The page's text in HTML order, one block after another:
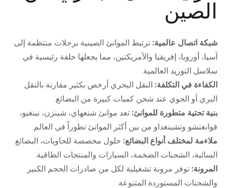
الصين
شبكة اتصال عالمية: ترتبط الموانئ الصينية برحلات منتظمة إلى
آسيا، أوروبا، إفريقيا والأمريكتين، مما يجعلها حلقة رئيسية في
سلاسل التوريد العالمية.
الكفاءة في التكلفة: النقل البحري أرخص بكثير مقارنة بالنقل
البري أو الجوي عند شحن كميات كبيرة من البضائع.
بنية تحتية متطورة للموانئ: تعد موانئ شنغهاي، شينزن، نينغبو،
قوانغتشو وتشينغداو من بين أكثر الموانئ تطوراً في العالم.
ملاءمة لمختلف أنواع البضائع: حلول مخصصة للحاويات، البضائع
السائبة، الشحنات الضخمة، السيارات والمنتجات الطاقية.
المرونة: توفر مرونة تشغيلية لكل من صادرات الحجم الكبير
والشحنات المستوردة المتنوعة.